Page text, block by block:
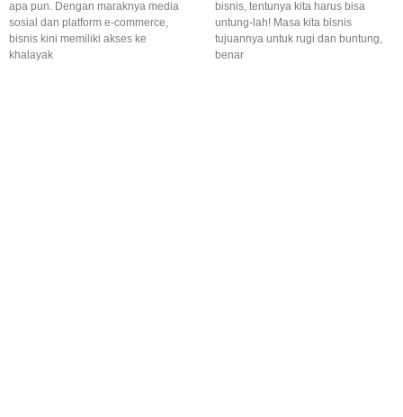
apa pun. Dengan maraknya media
sosial dan platform e-commerce,
bisnis kini memiliki akses ke
khalayak
bisnis, tentunya kita harus bisa
untung-lah! Masa kita bisnis
tujuannya untuk rugi dan buntung,
benar